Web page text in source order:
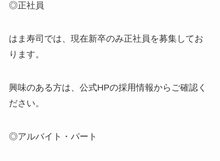
◎正社員
はま寿司では、現在新卒のみ正社員を募集してお
ります。
興味のある方は、公式HPの採用情報からご確認く
ださい。
◎アルバイト・パート